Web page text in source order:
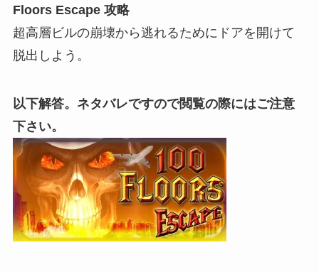
Floors Escape 攻略
超高層ビルの崩壊から逃れるためにドアを開けて
脱出しよう。
以下解答。ネタバレですので閲覧の際にはご注意
下さい。